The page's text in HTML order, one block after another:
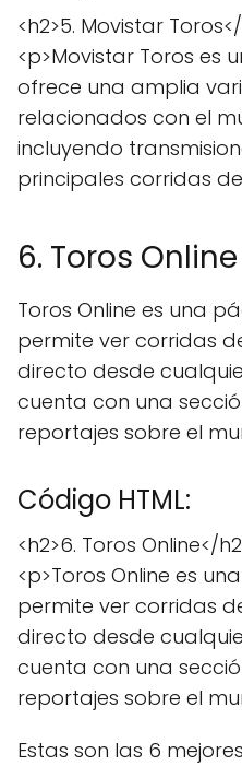
<h2>5. Movistar
<p>Movistar Toros es
ofrece una amplia
relacionados con el
incluyendo
principales corridas
6. Toros Online
Toros Online es una
permite ver corridas
directo desde
cuenta con una
reportajes sobre el
Código HTML:
<h2>6. Toros Online</
<p>Toros Online es
permite ver corridas
directo desde
cuenta con una
reportajes sobre el
Estas son las 6